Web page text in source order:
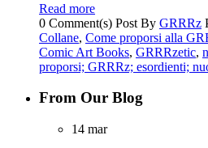
Read more
0 Comment(s) Post By GRRRz
Collane, Come proporsi alla
Comic Art Books, GRRRzetic,
proporsi; GRRRz; esordienti;
From Our Blog
14 mar